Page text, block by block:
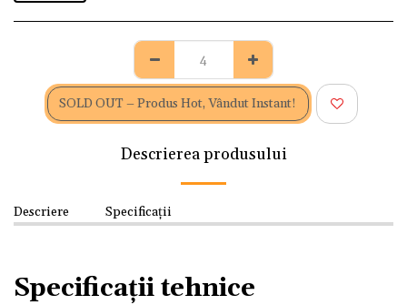
SOLD OUT – Produs Hot, Vândut Instant!
Descrierea produsului
Descriere Specificații
Specificații tehnice